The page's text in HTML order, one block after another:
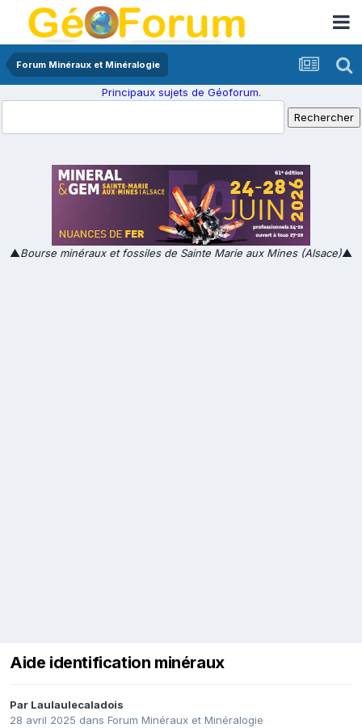
Forum Minéraux et Minéralogie
Principaux sujets de Géoforum.
▲Bourse minéraux et fossiles de Sainte Marie aux Mines (Alsace)▲
Aide identification minéraux
Par Laulaulecaladois
28 avril 2025 dans Forum Minéraux et Minéralogie